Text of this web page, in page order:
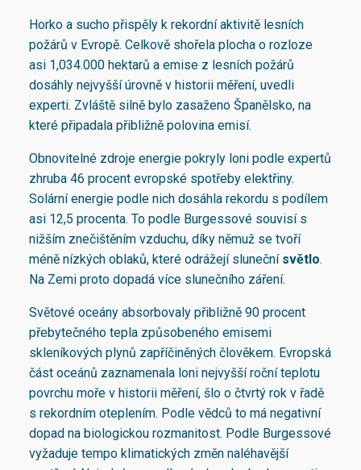
Horko a sucho přispěly k rekordní aktivitě lesních
požárů v Evropě. Celkově shořela plocha o rozloze
asi 1,034.000 hektarů a emise z lesních požárů
dosáhly nejvyšší úrovně v historii měření, uvedli
experti. Zvláště silně bylo zasaženo Španělsko, na
které připadala přibližně polovina emisí.
Obnovitelné zdroje energie pokryly loni podle expertů
zhruba 46 procent evropské spotřeby elektřiny.
Solární energie podle nich dosáhla rekordu s podílem
asi 12,5 procenta. To podle Burgessové souvisí s
nižším znečištěním vzduchu, díky němuž se tvoří
méně nízkých oblaků, které odrážejí sluneční světlo.
Na Zemi proto dopadá více slunečního záření.
Světové oceány absorbovaly přibližně 90 procent
přebytečného tepla způsobeného emisemi
skleníkových plynů zapříčiněných člověkem. Evropská
část oceánů zaznamenala loni nejvyšší roční teplotu
povrchu moře v historii měření, šlo o čtvrtý rok v řadě
s rekordním oteplením. Podle vědců to má negativní
dopad na biologickou rozmanitost. Podle Burgessové
vyžaduje tempo klimatických změn naléhavější